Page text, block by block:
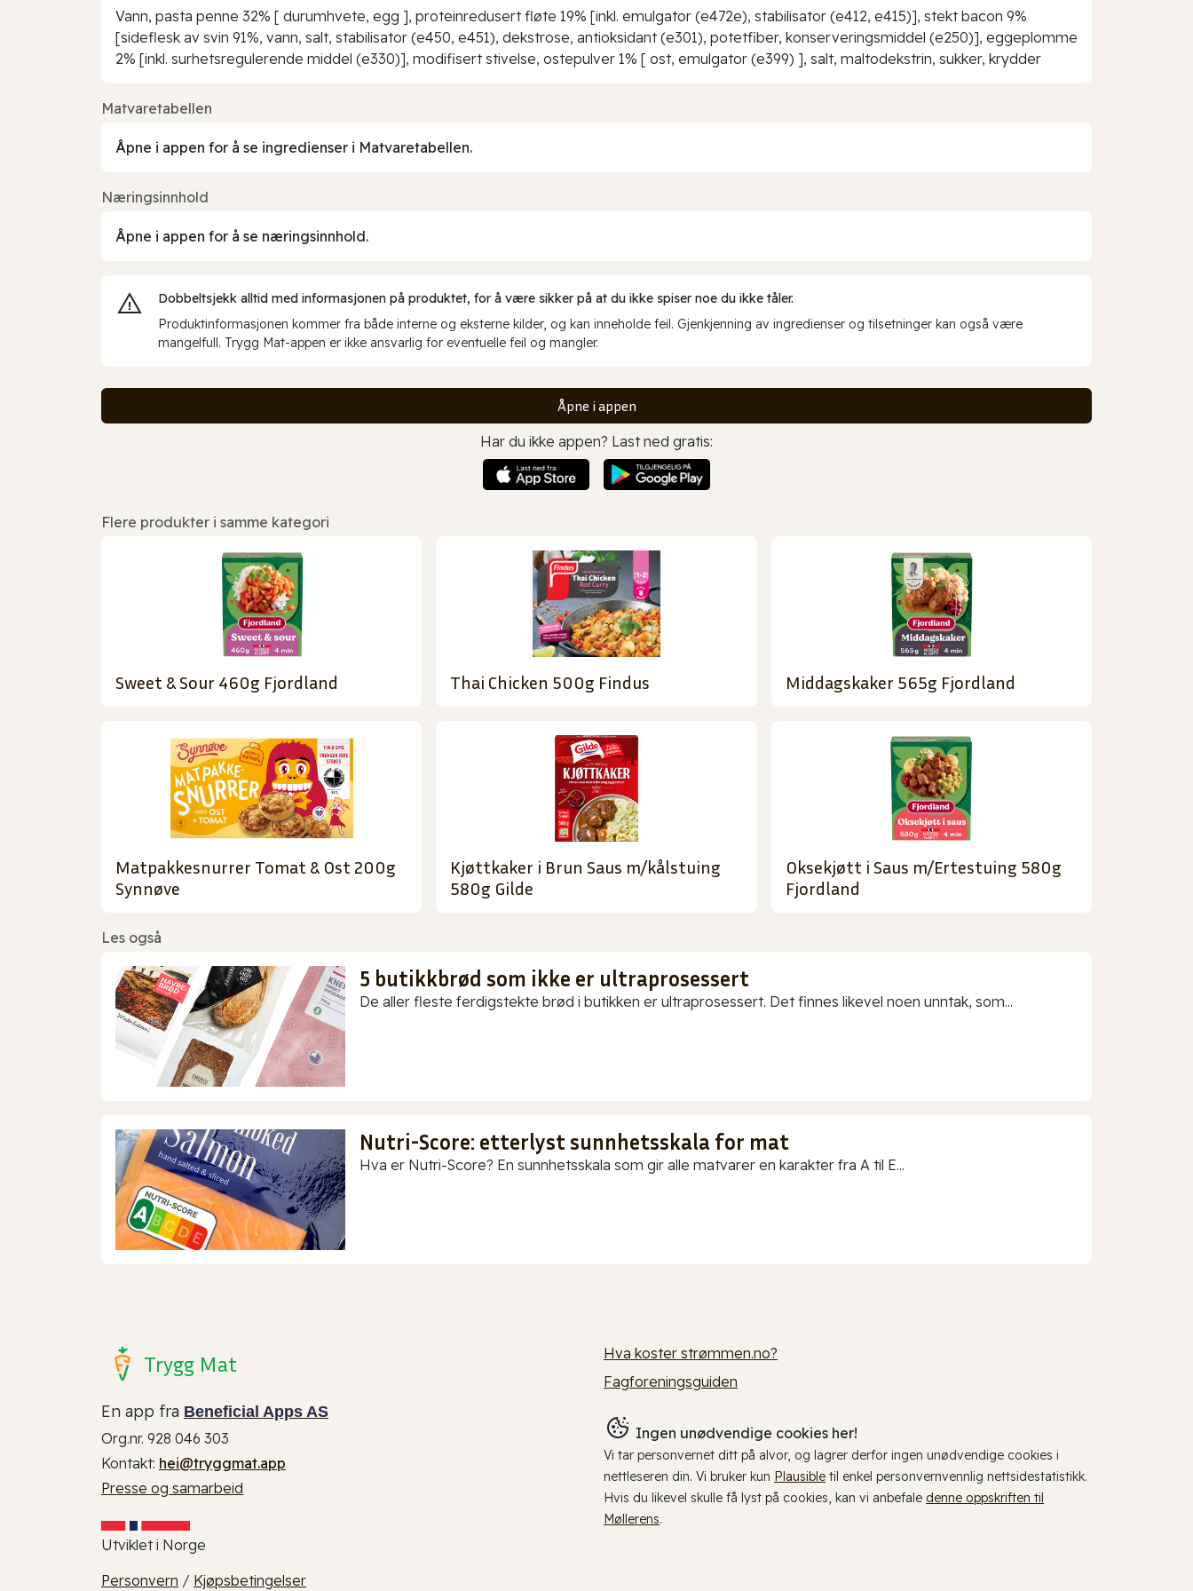
Vann, pasta penne 32% [ durumhvete, egg ], proteinredusert fløte 19% [inkl. emulgator (e472e), stabilisator (e412, e415)], stekt bacon 9%
[sideflesk av svin 91%, vann, salt, stabilisator (e450, e451), dekstrose, antioksidant (e301), potetfiber, konserveringsmiddel (e250)], eggeplomme
2% [inkl. surhetsregulerende middel (e330)], modifisert stivelse, ostepulver 1% [ ost, emulgator (e399) ], salt, maltodekstrin, sukker, krydder
Matvaretabellen
Åpne i appen for å se ingredienser i Matvaretabellen.
Næringsinnhold
Åpne i appen for å se næringsinnhold.
Dobbeltsjekk alltid med informasjonen på produktet, for å være sikker på at du ikke spiser noe du ikke tåler.
Produktinformasjonen kommer fra både interne og eksterne kilder, og kan inneholde feil. Gjenkjenning av ingredienser og tilsetninger kan også være
mangelfull. Trygg Mat-appen er ikke ansvarlig for eventuelle feil og mangler.
Åpne i appen
Har du ikke appen? Last ned gratis:
Flere produkter i samme kategori
Sweet & Sour 460g Fjordland Thai Chicken 500g Findus Middagskaker 565g Fjordland
Matpakkesnurrer Tomat & Ost 200g
Synnøve
Kjøttkaker i Brun Saus m/kålstuing
580g Gilde
Oksekjøtt i Saus m/Ertestuing 580g
Fjordland
Les også
5 butikkbrød som ikke er ultraprosessert
De aller fleste ferdigstekte brød i butikken er ultraprosessert. Det finnes likevel noen unntak, som...
Nutri-Score: etterlyst sunnhetsskala for mat
Hva er Nutri-Score? En sunnhetsskala som gir alle matvarer en karakter fra A til E...
Trygg Mat
En app fra Beneficial Apps AS
Org.nr. 928 046 303
Kontakt: hei@tryggmat.app
Presse og samarbeid
Utviklet i Norge
Personvern / Kjøpsbetingelser
Hva koster strømmen.no?
Fagforeningsguiden
Ingen unødvendige cookies her!
Vi tar personvernet ditt på alvor, og lagrer derfor ingen unødvendige cookies i
nettleseren din. Vi bruker kun Plausible til enkel personvernvennlig nettsidestatistikk.
Hvis du likevel skulle få lyst på cookies, kan vi anbefale denne oppskriften til
Møllerens.